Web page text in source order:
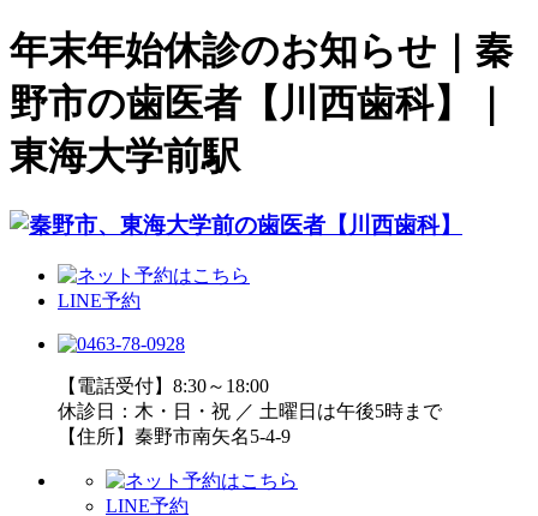
年末年始休診のお知らせ｜秦
野市の歯医者【川西歯科】｜
東海大学前駅
LINE予約
【電話受付】8:30～18:00
休診日：木・日・祝 ／ 土曜日は午後5時まで
【住所】秦野市南矢名5-4-9
LINE予約